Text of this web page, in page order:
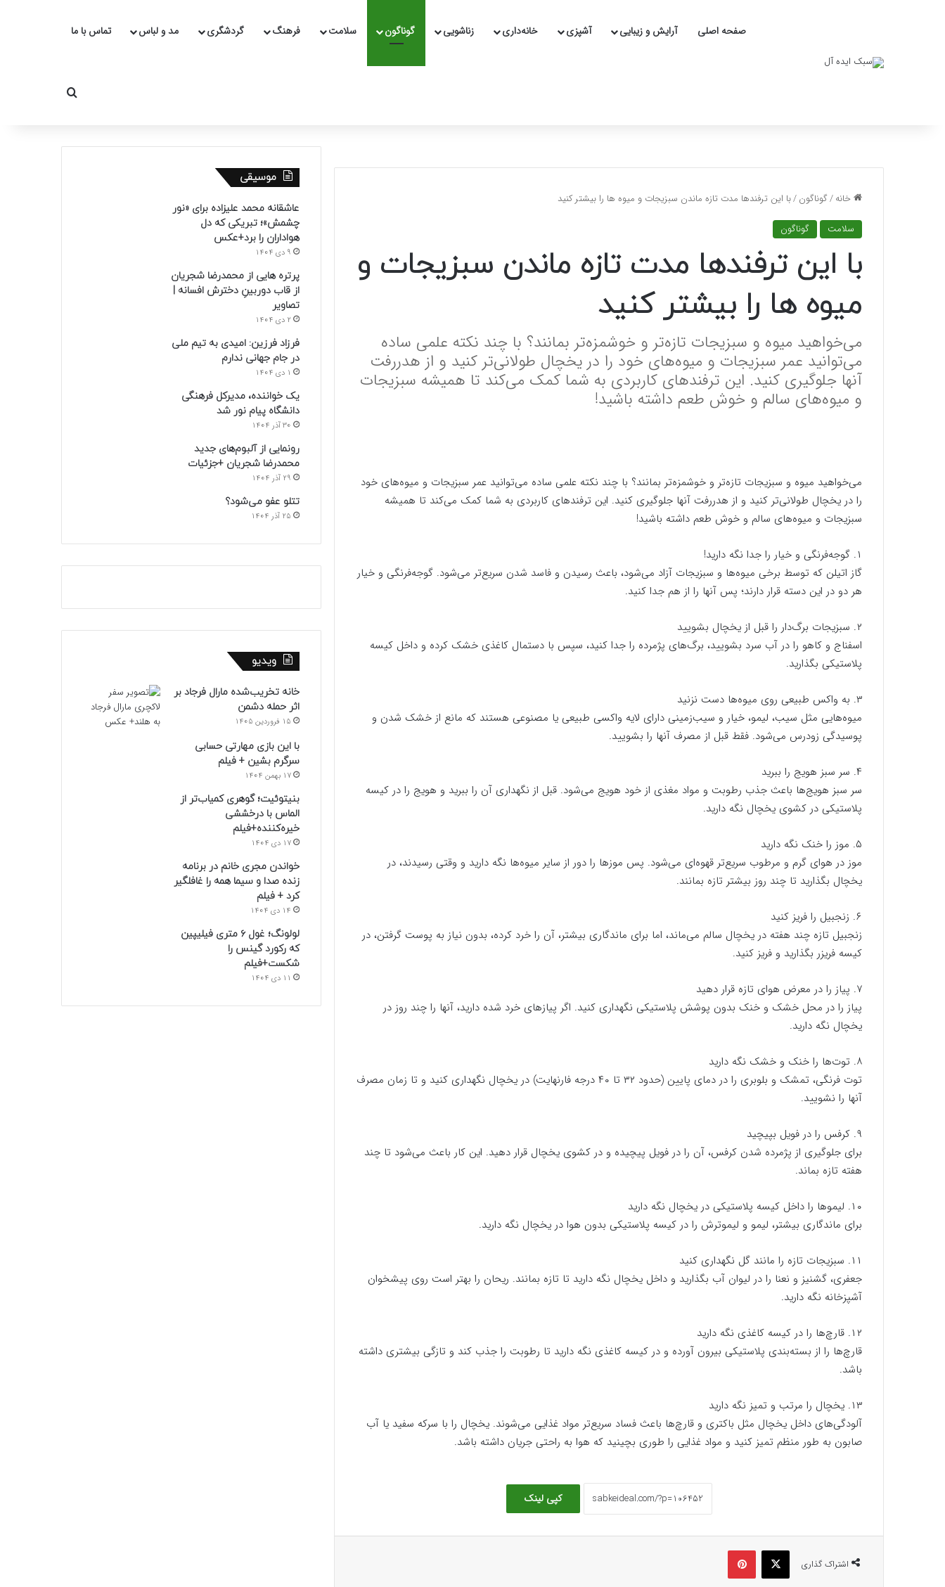
صفحه اصلی آرایش و زیبایی آشپزی خانه‌داری زناشویی گوناگون سلامت فرهنگ گردشگری مد و لباس تماس با ما
جستجو برای
خانه/گوناگون/با این ترفندها مدت تازه ماندن سبزیجات و میوه ها را بیشتر کنید
سلامت گوناگون
با این ترفندها مدت تازه ماندن سبزیجات و
میوه ها را بیشتر کنید
می‌خواهید میوه و سبزیجات تازه‌تر و خوشمزه‌تر بمانند؟ با چند نکته علمی ساده
می‌توانید عمر سبزیجات و میوه‌های خود را در یخچال طولانی‌تر کنید و از هدررفت
آنها جلوگیری کنید. این ترفندهای کاربردی به شما کمک می‌کند تا همیشه سبزیجات
و میوه‌های سالم و خوش طعم داشته باشید!
می‌خواهید میوه و سبزیجات تازه‌تر و خوشمزه‌تر بمانند؟ با چند نکته علمی ساده می‌توانید عمر سبزیجات و میوه‌های خود
را در یخچال طولانی‌تر کنید و از هدررفت آنها جلوگیری کنید. این ترفندهای کاربردی به شما کمک می‌کند تا همیشه
سبزیجات و میوه‌های سالم و خوش طعم داشته باشید!
۱. گوجه‌فرنگی و خیار را جدا نگه دارید!
گاز اتیلن که توسط برخی میوه‌ها و سبزیجات آزاد می‌شود، باعث رسیدن و فاسد شدن سریع‌تر می‌شود. گوجه‌فرنگی و خیار
هر دو در این دسته قرار دارند؛ پس آنها را از هم جدا کنید.
۲. سبزیجات برگ‌دار را قبل از یخچال بشویید
اسفناج و کاهو را در آب سرد بشویید، برگ‌های پژمرده را جدا کنید، سپس با دستمال کاغذی خشک کرده و داخل کیسه
پلاستیکی بگذارید.
۳. به واکس طبیعی روی میوه‌ها دست نزنید
میوه‌هایی مثل سیب، لیمو، خیار و سیب‌زمینی دارای لایه واکسی طبیعی یا مصنوعی هستند که مانع از خشک شدن و
پوسیدگی زودرس می‌شود. فقط قبل از مصرف آنها را بشویید.
۴. سر سبز هویج را ببرید
سر سبز هویج‌ها باعث جذب رطوبت و مواد مغذی از خود هویج می‌شود. قبل از نگهداری آن را ببرید و هویج را در کیسه
پلاستیکی در کشوی یخچال نگه دارید.
۵. موز را خنک نگه دارید
موز در هوای گرم و مرطوب سریع‌تر قهوه‌ای می‌شود. پس موزها را دور از سایر میوه‌ها نگه دارید و وقتی رسیدند، در
یخچال بگذارید تا چند روز بیشتر تازه بمانند.
۶. زنجبیل را فریز کنید
زنجبیل تازه چند هفته در یخچال سالم می‌ماند، اما برای ماندگاری بیشتر، آن را خرد کرده، بدون نیاز به پوست گرفتن، در
کیسه فریزر بگذارید و فریز کنید.
۷. پیاز را در معرض هوای تازه قرار دهید
پیاز را در محل خشک و خنک بدون پوشش پلاستیکی نگهداری کنید. اگر پیازهای خرد شده دارید، آنها را چند روز در
یخچال نگه دارید.
۸. توت‌ها را خنک و خشک نگه دارید
توت فرنگی، تمشک و بلوبری را در دمای پایین (حدود ۳۲ تا ۴۰ درجه فارنهایت) در یخچال نگهداری کنید و تا زمان مصرف
آنها را نشویید.
۹. کرفس را در فویل بپیچید
برای جلوگیری از پژمرده شدن کرفس، آن را در فویل پیچیده و در کشوی یخچال قرار دهید. این کار باعث می‌شود تا چند
هفته تازه بماند.
۱۰. لیموها را داخل کیسه پلاستیکی در یخچال نگه دارید
برای ماندگاری بیشتر، لیمو و لیموترش را در کیسه پلاستیکی بدون هوا در یخچال نگه دارید.
۱۱. سبزیجات تازه را مانند گل نگهداری کنید
جعفری، گشنیز و نعنا را در لیوان آب بگذارید و داخل یخچال نگه دارید تا تازه بمانند. ریحان را بهتر است روی پیشخوان
آشپزخانه نگه دارید.
۱۲. قارچ‌ها را در کیسه کاغذی نگه دارید
قارچ‌ها را از بسته‌بندی پلاستیکی بیرون آورده و در کیسه کاغذی نگه دارید تا رطوبت را جذب کند و تازگی بیشتری داشته
باشد.
۱۳. یخچال را مرتب و تمیز نگه دارید
آلودگی‌های داخل یخچال مثل باکتری و قارچ‌ها باعث فساد سریع‌تر مواد غذایی می‌شوند. یخچال را با سرکه سفید یا آب
صابون به طور منظم تمیز کنید و مواد غذایی را طوری بچینید که هوا به راحتی جریان داشته باشد.
کپی لینک
اشتراک گذاری
ایکس پینتریست
موسیقی
عاشقانه محمد علیزاده برای «نور
چشمش»؛ تبریکی که دل
هواداران را برد+عکس
9 دی 1404
پرتره هایی از محمدرضا شجریان
از قاب دوربینِ دخترش افسانه |
تصاویر
2 دی 1404
فرزاد فرزین: امیدی به تیم ملی
در جام جهانی ندارم
1 دی 1404
یک خواننده، مدیرکل فرهنگی
دانشگاه پیام نور شد
30 آذر 1404
رونمایی از آلبوم‌های جدید
محمدرضا شجریان +جزئیات
29 آذر 1404
تتلو عفو می‌شود؟
25 آذر 1404
ویدیو
خانه تخریب‌شده مارال فرجاد بر
اثر حمله دشمن
15 فروردین 1405
با این بازی مهارتی حسابی
سرگرم بشین + فیلم
17 بهمن 1404
بنیتوئیت؛ گوهری کمیاب‌تر از
الماس با درخششی
خیره‌کننده+فیلم
17 دی 1404
خواندن مجری خانم در برنامه
زنده صدا و سیما همه را غافلگیر
کرد + فیلم
14 دی 1404
لولونگ؛ غول ۶ متری فیلیپین
که رکورد گینس را
شکست+فیلم
11 دی 1404